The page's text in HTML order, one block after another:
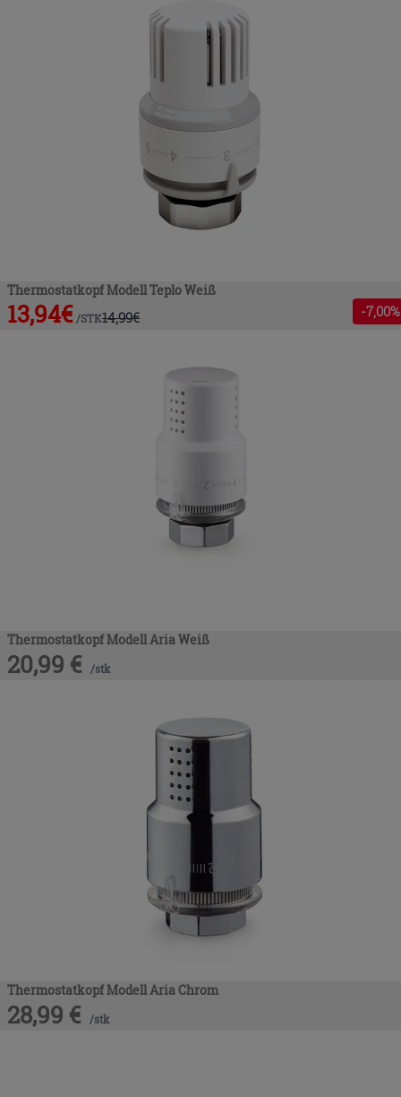
Thermostatkopf Modell Teplo Weiß
13,94€ /STK14,99€ -7,00%
Thermostatkopf Modell Aria Weiß
20,99 € /stk
Thermostatkopf Modell Aria Chrom
28,99 € /stk